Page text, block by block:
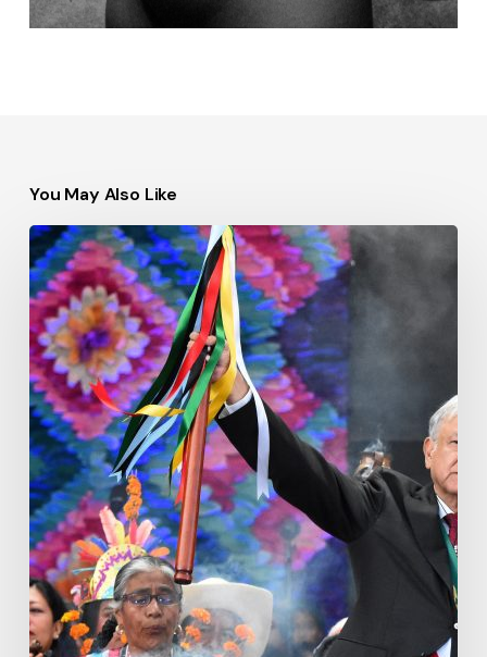
You May Also Like
Andrés
Manuel
López
Obrador